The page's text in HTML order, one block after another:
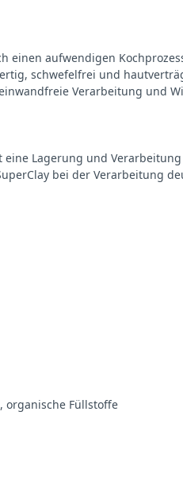
einen aufwendigen
schwefelfrei und
Verarbeitung und
Lagerung und
bei der Verarbeitung
organische Füllstoffe